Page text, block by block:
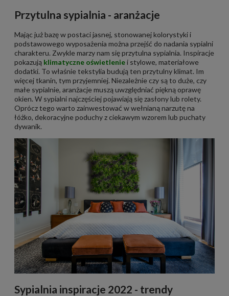
Przytulna sypialnia - aranżacje
Mając już bazę w postaci jasnej, stonowanej kolorystyki i
podstawowego wyposażenia można przejść do nadania sypialni
charakteru. Zwykle marzy nam się przytulna sypialnia. Inspiracje
pokazują klimatyczne oświetleniei stylowe, materiałowe
dodatki. To właśnie tekstylia budują ten przytulny klimat. Im
więcej tkanin, tym przyjemniej. Niezależnie czy są to duże, czy
małe sypialnie, aranżacje muszą uwzględniać piękną oprawę
okien. W sypialni najczęściej pojawiają się zasłony lub rolety.
Oprócz tego warto zainwestować w wełnianą narzutę na
łóżko, dekoracyjne poduchy z ciekawym wzorem lub puchaty
dywanik.
Sypialnia inspiracje 2022 - trendy